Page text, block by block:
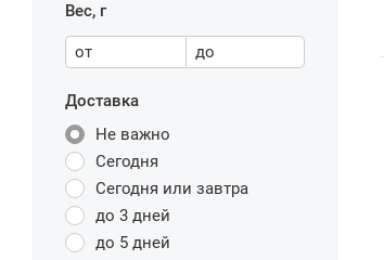
Вес, г
от до
Доставка
Не важно
Сегодня
Сегодня или завтра
до 3 дней
до 5 дней